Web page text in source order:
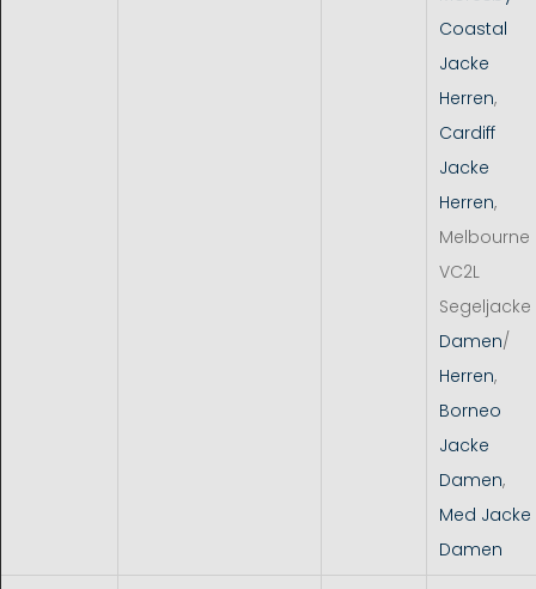
Coastal
Jacke
Herren,
Cardiff
Jacke
Herren,
Melbourne
VC2L
Segeljacke
Damen/
Herren,
Borneo
Jacke
Damen,
Med Jacke
Damen